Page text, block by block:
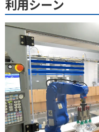
利用シーン